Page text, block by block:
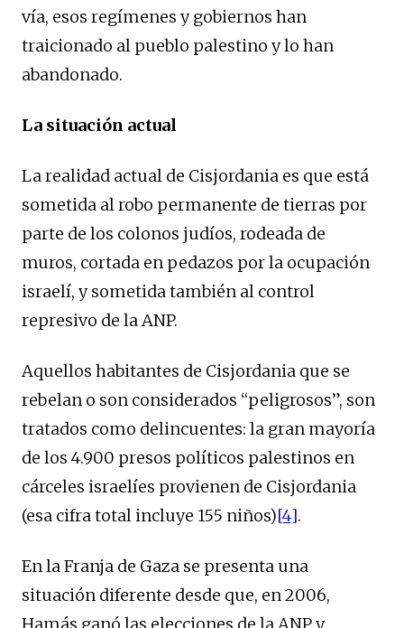
vía, esos regímenes y gobiernos han
traicionado al pueblo palestino y lo han
abandonado.
La situación actual
La realidad actual de Cisjordania es que está
sometida al robo permanente de tierras por
parte de los colonos judíos, rodeada de
muros, cortada en pedazos por la ocupación
israelí, y sometida también al control
represivo de la ANP.
Aquellos habitantes de Cisjordania que se
rebelan o son considerados “peligrosos”, son
tratados como delincuentes: la gran mayoría
de los 4.900 presos políticos palestinos en
cárceles israelíes provienen de Cisjordania
(esa cifra total incluye 155 niños)[4].
En la Franja de Gaza se presenta una
situación diferente desde que, en 2006,